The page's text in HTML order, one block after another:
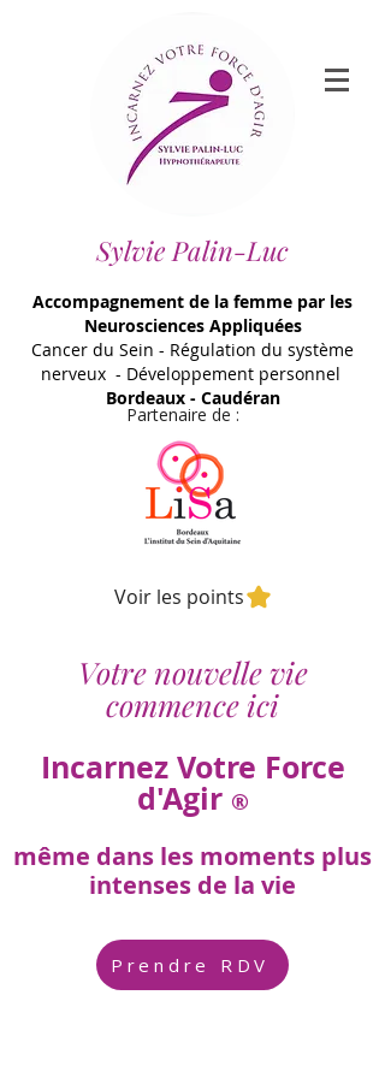
Sylvie Palin-Luc
Accompagnement de la femme par les
Neurosciences Appliquées
Cancer du Sein - Régulation du système
nerveux - Développement personnel
Bordeaux - Caudéran
Partenaire de :
Voir les points
Votre nouvelle vie
commence ici
Incarnez Votre Force
d'Agir ®
même dans les moments plus
intenses de la vie
Prendre RDV